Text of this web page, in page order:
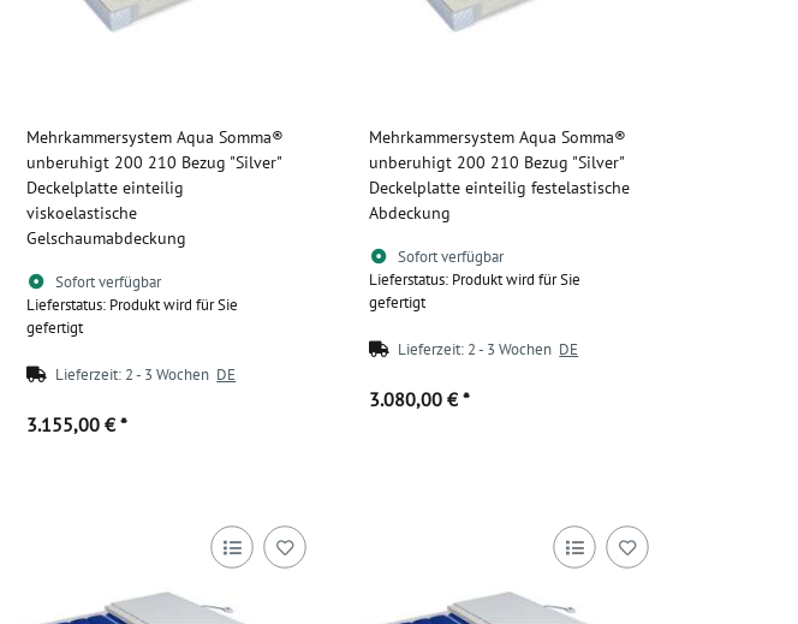
Mehrkammersystem Aqua Somma®
unberuhigt 200 210 Bezug "Silver"
Deckelplatte einteilig
viskoelastische
Gelschaumabdeckung
Sofort verfügbar
Lieferstatus: Produkt wird für Sie
gefertigt
Lieferzeit: 2 - 3 Wochen DE
3.155,00 € *
Mehrkammersystem Aqua Somma®
unberuhigt 200 210 Bezug "Silver"
Deckelplatte einteilig festelastische
Abdeckung
Sofort verfügbar
Lieferstatus: Produkt wird für Sie
gefertigt
Lieferzeit: 2 - 3 Wochen DE
3.080,00 € *